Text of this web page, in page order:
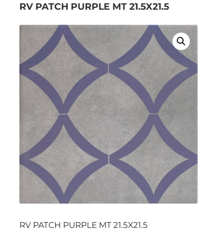
RV PATCH PURPLE MT 21.5X21.5
RV PATCH PURPLE MT 21.5X21.5